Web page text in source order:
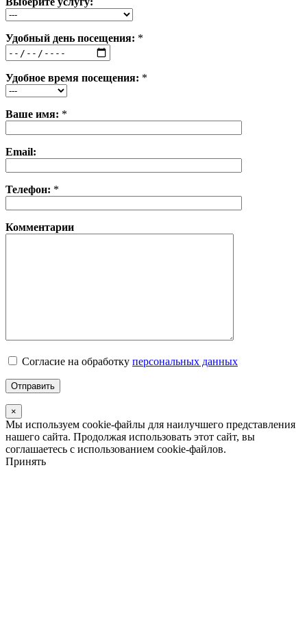
Удобный день посещения: *
Удобное время посещения: *
Ваше имя: *
Email:
Телефон: *
Комментарии
Согласие на обработку персональных данных
×
Мы используем cookie-файлы для наилучшего представления
нашего сайта. Продолжая использовать этот сайт, вы
соглашаетесь с использованием cookie-файлов.
Принять